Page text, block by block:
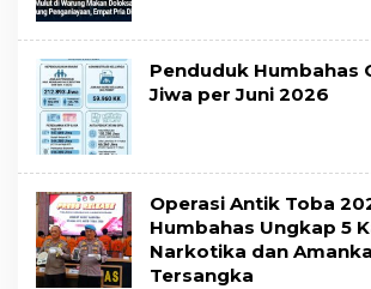
Penduduk Humbahas
Jiwa per Juni 2026
Operasi Antik Toba
Humbahas Ungkap 5
Narkotika dan
Tersangka